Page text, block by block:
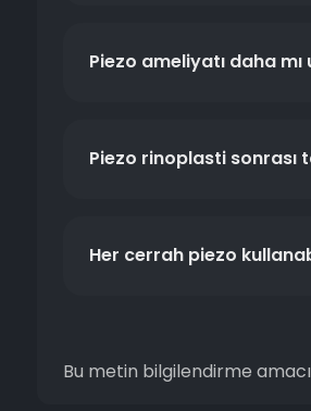
Piezo ameliyatı daha
Piezo rinoplasti sonrası
Her cerrah piezo
Bu metin bilgilendirme amacı